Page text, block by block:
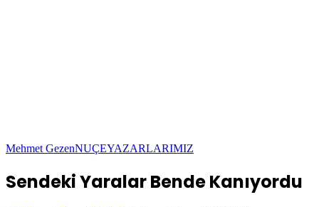
Mehmet GezenNUÇEYAZARLARIMIZ
Sendeki Yaralar Bende Kanıyordu